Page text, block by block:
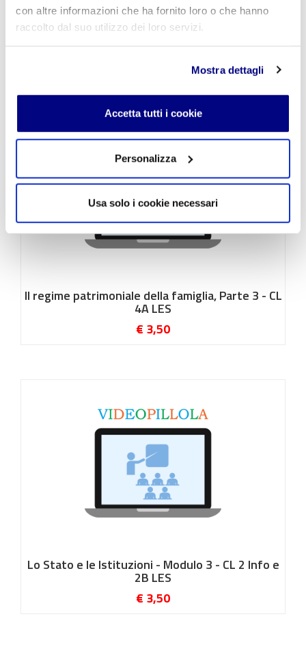
con altre informazioni che ha fornito loro o che hanno
raccolto dal suo utilizzo dei loro servizi.
Mostra dettagli
Accetta tutti i cookie
Personalizza
Usa solo i cookie necessari
Diritto ed economia: I Diritti reali - Pegno,
Il regime patrimoniale della famiglia, Parte 3 - CL
4A LES
€ 3,50
Lo Stato e le Istituzioni - Modulo 3 - CL 2 Info e
2B LES
€ 3,50